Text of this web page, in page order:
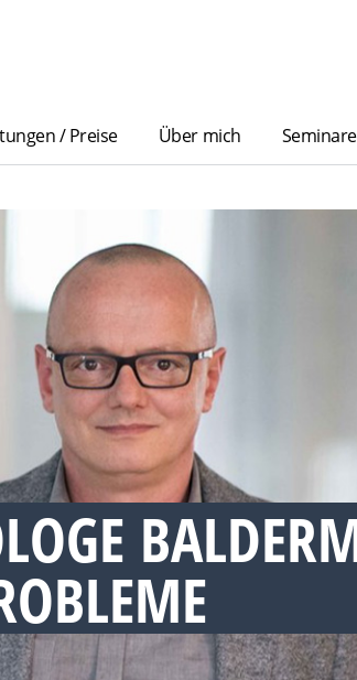
/ Preise Über mich Seminare